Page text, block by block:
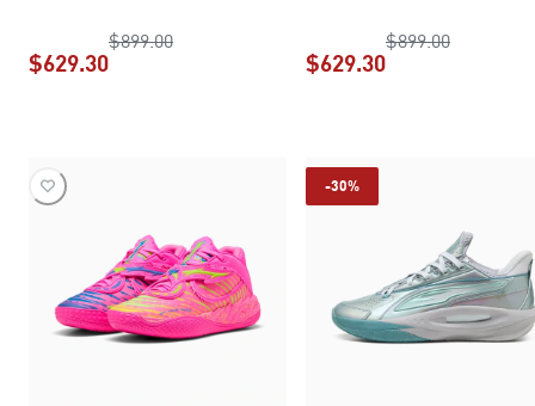
$899.00precio original $899.00
$629.30
$899.00precio
$629.30
-30%